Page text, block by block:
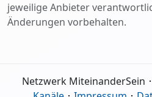
jeweilige Anbieter
Änderungen vorbehalten.
Netzwerk MiteinanderSein ･